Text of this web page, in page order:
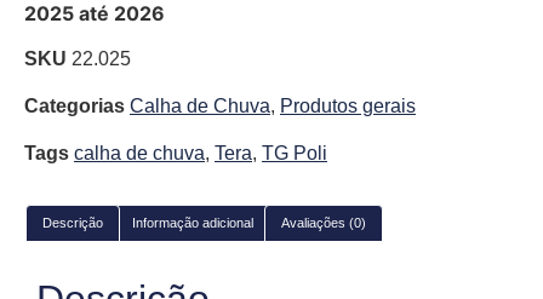
2025 até 2026
SKU 22.025
Categorias Calha de Chuva, Produtos gerais
Tags calha de chuva, Tera, TG Poli
Descrição Informação adicional Avaliações (0)